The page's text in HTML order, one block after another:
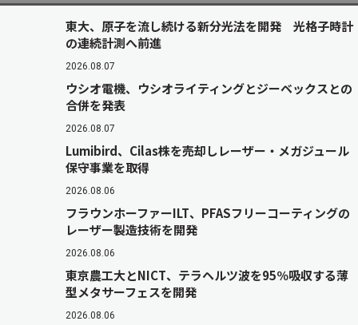
東大、原子を流し続ける新分光法を開発 光格子時計
の連続計測へ前進
2026.08.07
ウシオ電機、ウシオライティングとジーベックスとの
合併を発表
2026.08.07
Lumibird、Cilas株を売却しレーザー・メガジュール
保守事業を取得
2026.08.06
フラウンホーファーILT、PFASフリーコーティングの
レーザー製造技術を開発
2026.08.06
東京農工大とNICT、テラヘルツ波を95％吸収する薄
型メタサーフェスを開発
2026.08.06